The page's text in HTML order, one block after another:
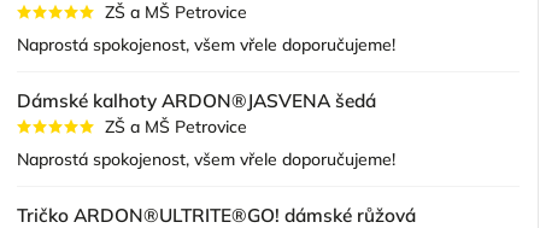
ZŠ a MŠ Petrovice
Naprostá spokojenost, všem vřele doporučujeme!
Dámské kalhoty ARDON®JASVENA šedá
ZŠ a MŠ Petrovice
Naprostá spokojenost, všem vřele doporučujeme!
Tričko ARDON®ULTRITE®GO! dámské růžová